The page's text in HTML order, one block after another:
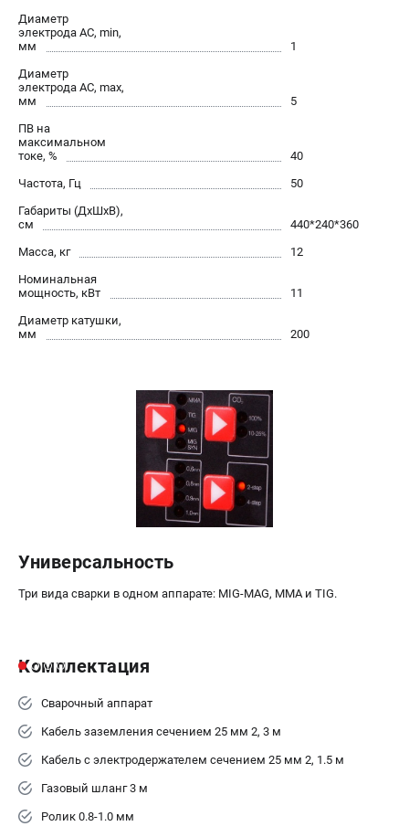
Диаметр
электрода AC, min,
мм
1
Диаметр
электрода AC, max,
мм
5
ПВ на
максимальном
токе, %
40
Частота, Гц
50
Габариты (ДхШхВ),
см
440*240*360
Масса, кг
12
Номинальная
мощность, кВт
11
Диаметр катушки,
мм
200
Универсальность
Три вида сварки в одном аппарате: MIG-MAG, MMA и TIG.
Комплектация
Сварочный аппарат
Кабель заземления сечением 25 мм 2, 3 м
Кабель с электродержателем сечением 25 мм 2, 1.5 м
Газовый шланг 3 м
Ролик 0.8-1.0 мм